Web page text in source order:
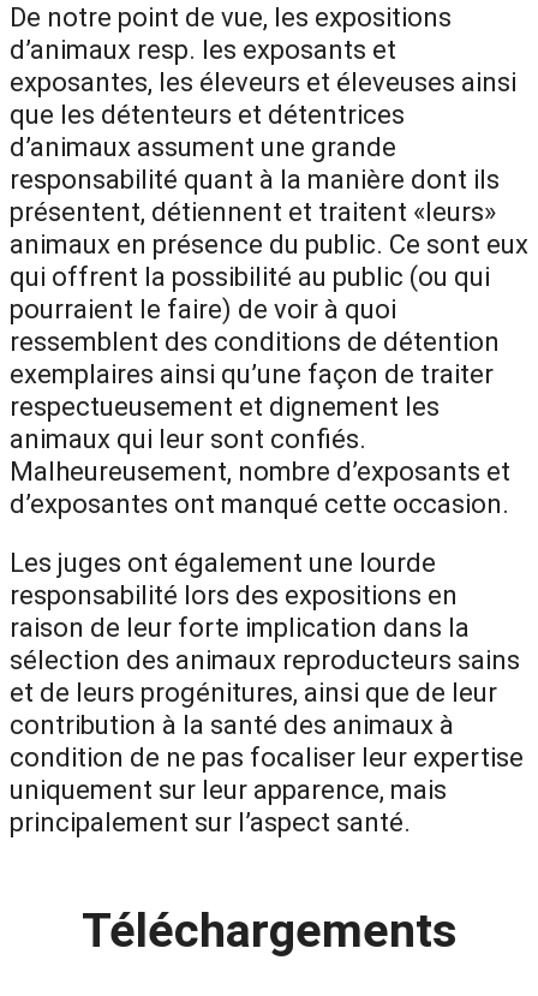
De notre point de vue, les expositions
d’animaux resp. les exposants et
exposantes, les éleveurs et éleveuses ainsi
que les détenteurs et détentrices
d’animaux assument une grande
responsabilité quant à la manière dont ils
présentent, détiennent et traitent «leurs»
animaux en présence du public. Ce sont eux
qui offrent la possibilité au public (ou qui
pourraient le faire) de voir à quoi
ressemblent des conditions de détention
exemplaires ainsi qu’une façon de traiter
respectueusement et dignement les
animaux qui leur sont confiés.
Malheureusement, nombre d’exposants et
d’exposantes ont manqué cette occasion.
Les juges ont également une lourde
responsabilité lors des expositions en
raison de leur forte implication dans la
sélection des animaux reproducteurs sains
et de leurs progénitures, ainsi que de leur
contribution à la santé des animaux à
condition de ne pas focaliser leur expertise
uniquement sur leur apparence, mais
principalement sur l’aspect santé.
Téléchargements